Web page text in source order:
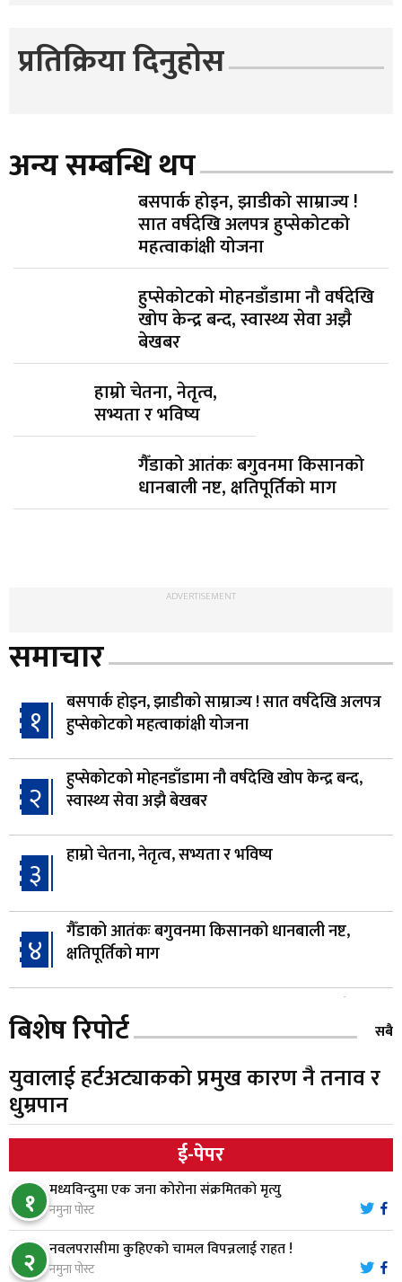
प्रतिक्रिया दिनुहोस
अन्य सम्बन्धि थप
बसपार्क होइन, झाडीको साम्राज्य !
सात वर्षदेखि अलपत्र हुप्सेकोटको
महत्वाकांक्षी योजना
हुप्सेकोटको मोहनडाँडामा नौ वर्षदेखि
खोप केन्द्र बन्द, स्वास्थ्य सेवा अझै
बेखबर
हाम्रो चेतना, नेतृत्व,
सभ्यता र भविष्य
गैँडाको आतंकः बगुवनमा किसानको
धानबाली नष्ट, क्षतिपूर्तिको माग
ADVERTISEMENT
समाचार
१
बसपार्क होइन, झाडीको साम्राज्य ! सात वर्षदेखि अलपत्र
हुप्सेकोटको महत्वाकांक्षी योजना
२
हुप्सेकोटको मोहनडाँडामा नौ वर्षदेखि खोप केन्द्र बन्द,
स्वास्थ्य सेवा अझै बेखबर
३ हाम्रो चेतना, नेतृत्व, सभ्यता र भविष्य
४
गैँडाको आतंकः बगुवनमा किसानको धानबाली नष्ट,
क्षतिपूर्तिको माग
५
स्थापनाको एक दशकपछि विनयी त्रिवेणीको आफ्नै
प्रशासकीय भवनको शिलान्यास
६
भरतपुर अस्पतालद्वारा आइसियुमा प्रतिक्षारत बिरामीको
नाम ‘डिस्प्ले बोर्ड’मा
७ नारायणघाट–बुटवल सडकमा ‘क्यानोपी ब्रिज’ निर्माण
८
मौलाकालिकाको १८८२ खुड्किला : आस्था र आरोग्यको‘
‘सर्ट हाइकिङ’
बिशेष रिपोर्ट सबै
युवालाई हर्टअट्याकको प्रमुख कारण नै तनाव र
धुम्रपान
ई-पेपर
१ मध्यविन्दुमा एक जना कोरोना संक्रमितको मृत्यु
नमुना पोस्ट
२ नवलपरासीमा कुहिएको चामल विपन्नलाई राहत !
नमुना पोस्ट